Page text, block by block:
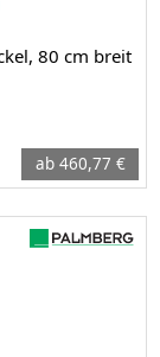
80 cm breit
ab 460,77 €